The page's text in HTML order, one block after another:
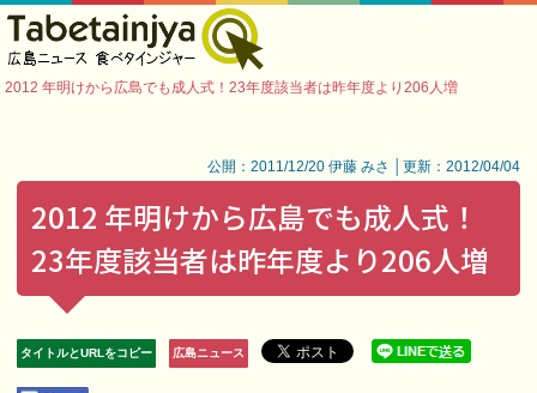
2012 年明けから広島でも成人式！23年度該当者は昨年度より206人増
公開：2011/12/20 伊藤 みさ │更新：2012/04/04
2012 年明けから広島でも成人式！
23年度該当者は昨年度より206人増
タイトルとURLをコピー 広島ニュース